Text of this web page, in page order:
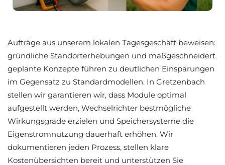
Aufträge aus unserem lokalen Tagesgeschäft beweisen:
gründliche Standorterhebungen und maßgeschneidert
geplante Konzepte führen zu deutlichen Einsparungen
im Gegensatz zu Standardmodellen. In Gretzenbach
stellen wir garantieren wir, dass Module optimal
aufgestellt werden, Wechselrichter bestmögliche
Wirkungsgrade erzielen und Speichersysteme die
Eigenstromnutzung dauerhaft erhöhen. Wir
dokumentieren jeden Prozess, stellen klare
Kostenübersichten bereit und unterstützen Sie